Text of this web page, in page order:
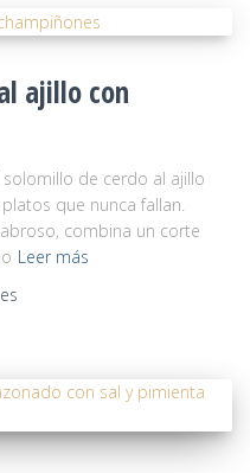
ajillo con
de cerdo al ajillo
que nunca fallan.
combina un corte
Leer más